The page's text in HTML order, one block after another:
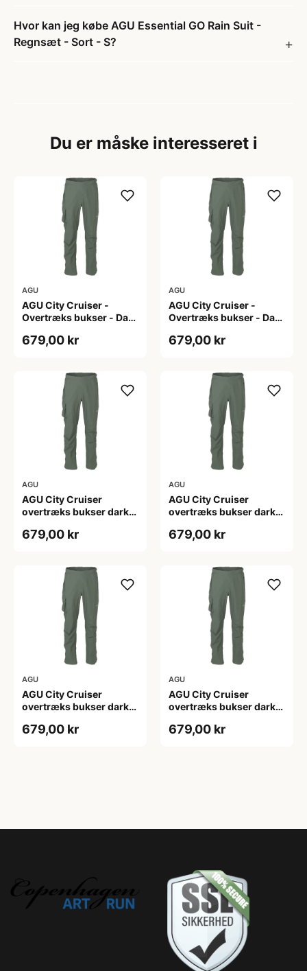
Hvor kan jeg købe AGU Essential GO Rain Suit -
Regnsæt - Sort - S?
Du er måske interesseret i
AGU
AGU City Cruiser -
Overtræks bukser - Dark
679,00 kr
AGU
AGU City Cruiser -
Overtræks bukser - Dark
679,00 kr
AGU
AGU City Cruiser
overtræks bukser dark
679,00 kr
AGU
AGU City Cruiser
overtræks bukser dark
679,00 kr
AGU
AGU City Cruiser
overtræks bukser dark
679,00 kr
AGU
AGU City Cruiser
overtræks bukser dark
679,00 kr